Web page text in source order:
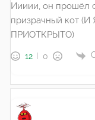
Иииии, он прошёл
призрачный кот
ПРИОТКРЫТО)
12 0